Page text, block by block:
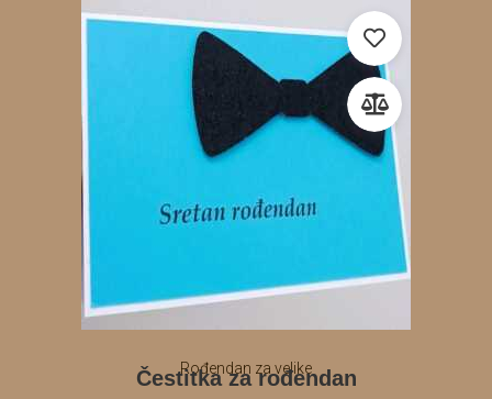
Rođendan za velike
Čestitka za rođendan